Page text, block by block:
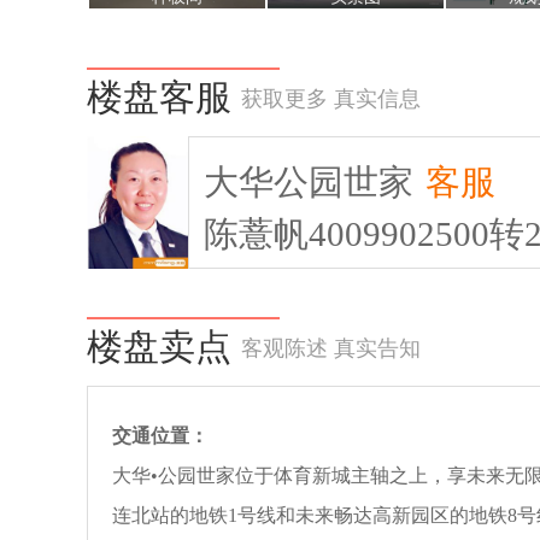
楼盘客服 获取更多 真实信息
大华公园世家 客服
陈薏帆4009902500转
楼盘卖点 客观陈述 真实告知
交通位置：
大华•公园世家位于体育新城主轴之上，享未来
连北站的地铁1号线和未来畅达高新园区的地铁8